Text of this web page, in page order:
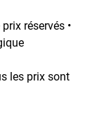
réservés •
les prix sont